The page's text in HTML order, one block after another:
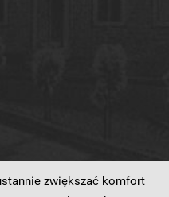
zwiększać komfort